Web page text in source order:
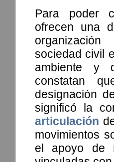
Para poder
ofrecen una
sociedad civil
ambiente y
constatan
designación
significó la
articulación
movimientos
el apoyo de